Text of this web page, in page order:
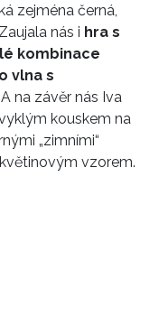
zejména černá,
nás i hra s
kombinace
vlna s
na závěr nás Iva
kouskem na
„zimními“
vzorem.